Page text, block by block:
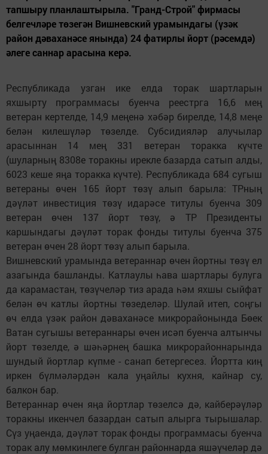
тапшыру планлаштырыла. "Гранд-Строй" фирмасы
белгечләре төзегән Вишневский урамындагы (үзәк
район дәваханәсе янында) 24 фатирлы йорт (рәсемдә)
әлеге саннар арасына керә.
Республикада узган ике елда торак шартларын
яхшырту программасы буенча реестрга 16,6 мең
ветеран кертелде, 14,9 меңенә хәбәр бирелде, 14,8 меңе
белән килешүләр төзелде. Субсидияләр алучылар
арасыннан 14 мең 331 ветеран торакка күчте
(шуларның 8308е торакны ирекле базарда сатып алды,
6023 кеше яңа торакка күчте). Республикада 684 сугыш
ветераны өчен 165 йорт төзү алып барыла: ТРның
дәүләт инвестиция төзү идарәсе титулы буенча 309
ветеран өчен 137 йорт төзү, ә ТР Президенты
каршындагы дәүләт торак фонды титулы буенча 375
ветеран өчен 28 йорт төзү алып барыла.
Вишневский урамында ветераннар өчен йортны төзү ел
азагында башланды. Катлаулы һава шартлары булуга
да карамастан, төзүчеләр тиз арада һәм яхшы сыйфат
белән өч катлы йортны төзеделәр. Шулай итеп, соңгы
өч елда үзәк район дәваханәсе микрорайонында Бөек
Ватан сугышы ветераннары өчен исәп буенча алтынчы
йорт төзелде, ә шәһәрнең башка микрорайоннарында
шундый йортлар күпме - санап бетергесез. Йортта киң
иркен бүлмәләрдән кала уңайлы кухня, кайнар су,
балкон бар.
Ветераннар өчен яңа йортлар төзелсә дә, кайберәүләр
торакны икенчел базардан сатып алырга тырышалар.
Сүз уңаенда, дәүләт торак фонды программасы буенча
торак алу мөмкинлеге булган районнарда яшәүчеләр дә